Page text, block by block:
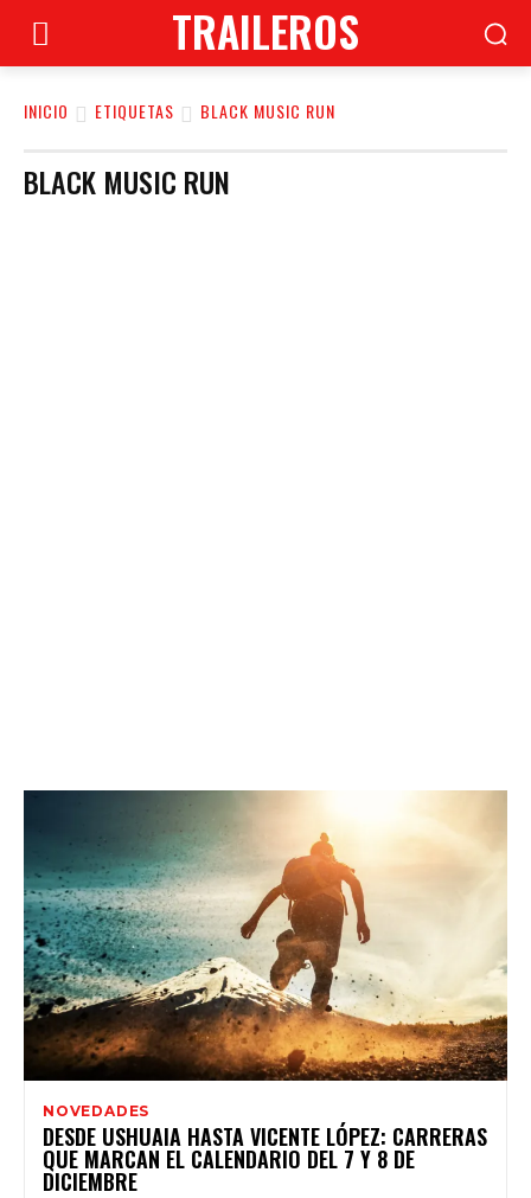
TRAILEROS
INICIO ETIQUETAS BLACK MUSIC RUN
BLACK MUSIC RUN
NOVEDADES
DESDE USHUAIA HASTA VICENTE LÓPEZ: CARRERAS
QUE MARCAN EL CALENDARIO DEL 7 Y 8 DE
DICIEMBRE